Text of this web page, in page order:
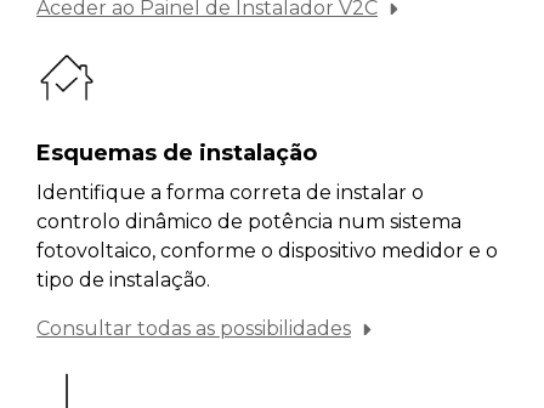
Aceder ao Painel de Instalador V2C
Esquemas de instalação
Identifique a forma correta de instalar o
controlo dinâmico de potência num sistema
fotovoltaico, conforme o dispositivo medidor e o
tipo de instalação.
Consultar todas as possibilidades